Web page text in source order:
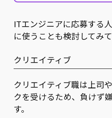
ITエンジニアに応募する
に使うことも検討してみて
クリエイティブ
クリエイティブ職は上司
クを受けるため、負けず
す。